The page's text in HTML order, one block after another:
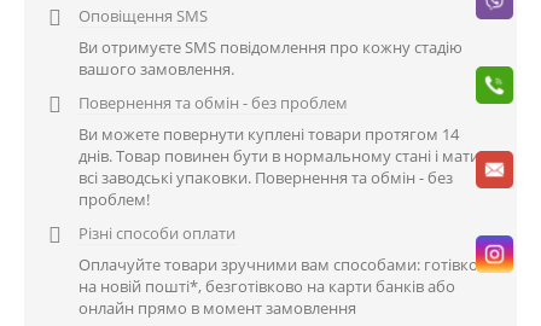

Оповіщення SMS
Ви отримуєте SMS повідомлення про кожну стадію
вашого замовлення.

Повернення та обмін - без проблем
Ви можете повернути куплені товари протягом 14
днів. Товар повинен бути в нормальному стані і мати
всі заводські упаковки. Повернення та обмін - без
проблем!

Різні способи оплати
Оплачуйте товари зручними вам способами: готівкою
на новій пошті*, безготівково на карти банків або
онлайн прямо в момент замовлення